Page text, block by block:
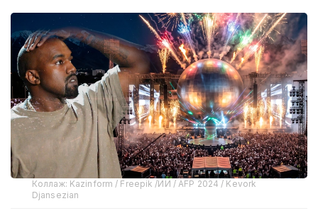
Коллаж: Kazinform / Freepik /ИИ / AFP 2024 / Kevork
Djansezian